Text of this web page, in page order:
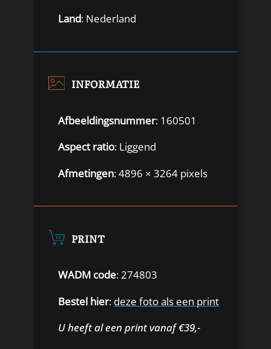
Land: Nederland
INFORMATIE
Afbeeldingsnummer: 160501
Aspect ratio: Liggend
Afmetingen: 4896 × 3264 pixels
PRINT
WADM code: 274803
Bestel hier: deze foto als een print
U heeft al een print vanaf €39,-